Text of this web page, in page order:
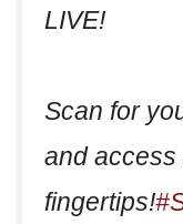
LIVE!
Scan for
and access
fingertips!